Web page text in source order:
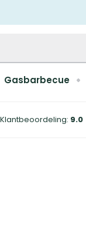
Gasbarbecue
Klantbeoordeling: 9.0